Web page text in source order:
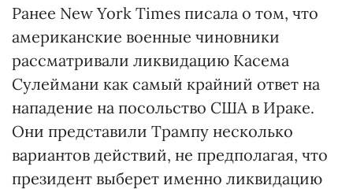
Ранее New York Times писала о том, что
американские военные чиновники
рассматривали ликвидацию Касема
Сулеймани как самый крайний ответ на
нападение на посольство США в Ираке.
Они представили Трампу несколько
вариантов действий, не предполагая, что
президент выберет именно ликвидацию